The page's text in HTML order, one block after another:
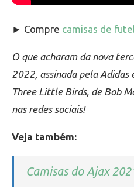
► Compre camisas de
O que acharam da nova
2022, assinada pela Adidas
Three Little Birds, de Bob
nas redes sociais!
Veja também:
Camisas do Ajax